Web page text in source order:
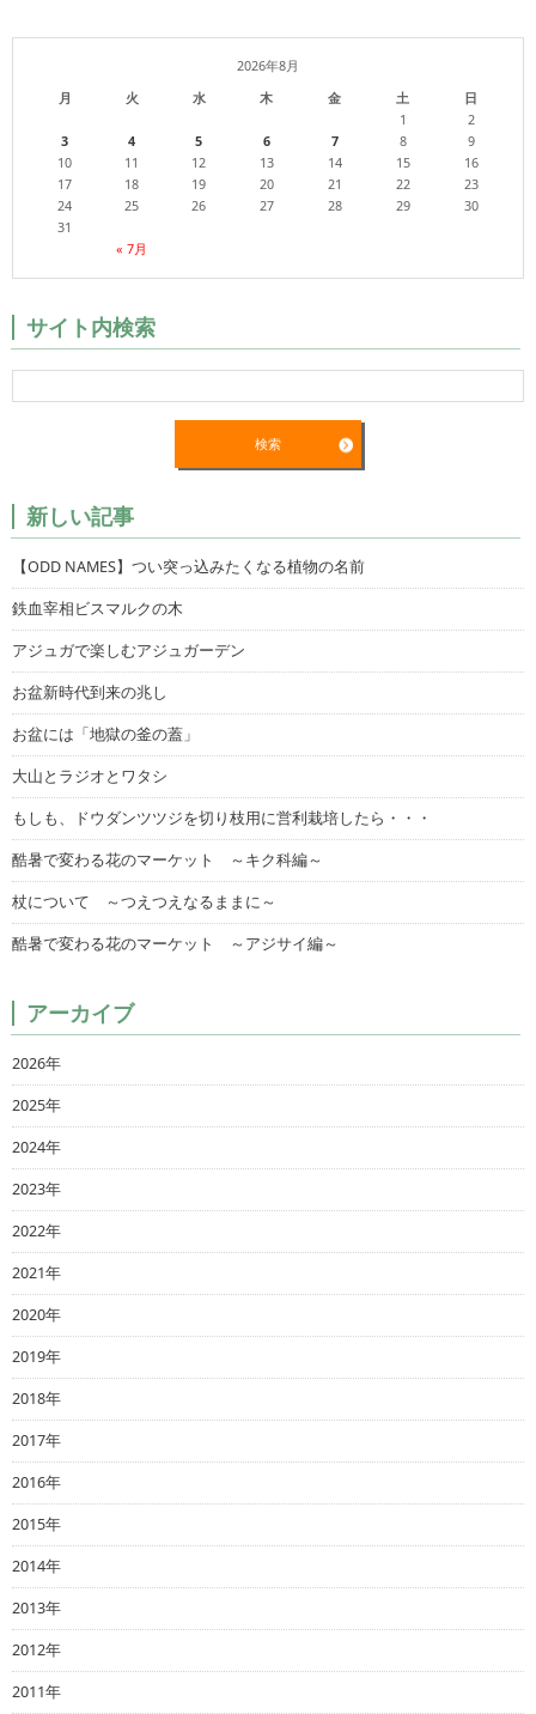
2026年8月
月
火 水 木 金 土 日
« 7月
1
2
3
4 5 6 7 8
9
10
11 12 13 14 15
16
17
18 19 20 21 22
23
24
25 26 27 28 29
30
31
サイト内検索
新しい記事
【ODD NAMES】つい突っ込みたくなる植物の名前
鉄血宰相ビスマルクの木
アジュガで楽しむアジュガーデン
お盆新時代到来の兆し
お盆には「地獄の釜の蓋」
大山とラジオとワタシ
もしも、ドウダンツツジを切り枝用に営利栽培したら・・・
酷暑で変わる花のマーケット ～キク科編～
杖について ～つえつえなるままに～
酷暑で変わる花のマーケット ～アジサイ編～
アーカイブ
2026年
2025年
2024年
2023年
2022年
2021年
2020年
2019年
2018年
2017年
2016年
2015年
2014年
2013年
2012年
2011年